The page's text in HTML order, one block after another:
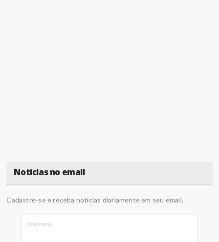
Notícias no email
Cadastre-se e receba notícias diariamente em seu email.
Seu nome